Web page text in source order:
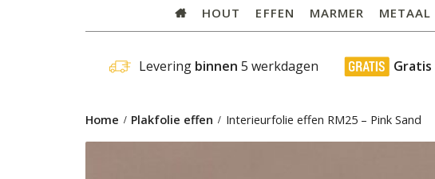
HOUT EFFEN MARMER METAAL
Levering binnen 5 werkdagen Gratis
Home Plakfolie effen Interieurfolie effen RM25 – Pink Sand